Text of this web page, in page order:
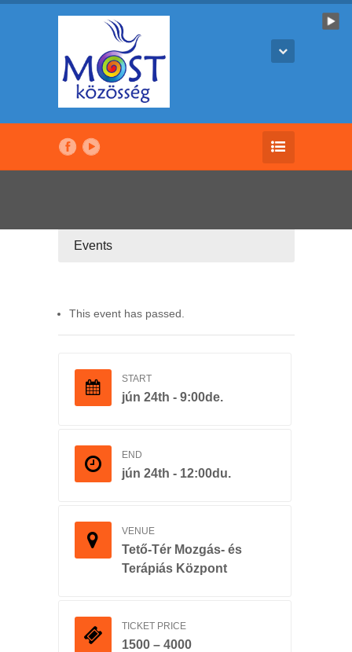
Events
This event has passed.
START
jún 24th - 9:00de.
END
jún 24th - 12:00du.
VENUE
Tető-Tér Mozgás- és
Terápiás Központ
TICKET PRICE
1500 – 4000